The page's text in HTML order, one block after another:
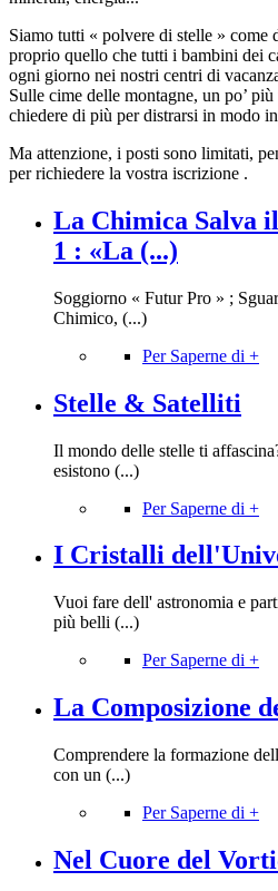
Siamo tutti « polvere di stelle »
proprio quello che tutti i bambini dei
ogni giorno nei nostri centri di
Sulle cime delle montagne, un po’
chiedere di più per distrarsi in modo
Ma attenzione, i posti sono limitati,
per richiedere la vostra iscrizione .
La Chimica Salva
1 : «La (...)
Soggiorno « Futur Pro » ;
Chimico, (...)
Per Saperne di +
Stelle & Satelliti
Il mondo delle stelle ti
esistono (...)
Per Saperne di +
I Cristalli
Vuoi fare dell' astronomia e
più belli (...)
Per Saperne di +
La Composizione
Comprendere la formazione
con un (...)
Per Saperne di +
Nel Cuore del